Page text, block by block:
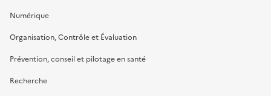
Numérique
Organisation, Contrôle et Évaluation
Prévention, conseil et pilotage en santé
Recherche